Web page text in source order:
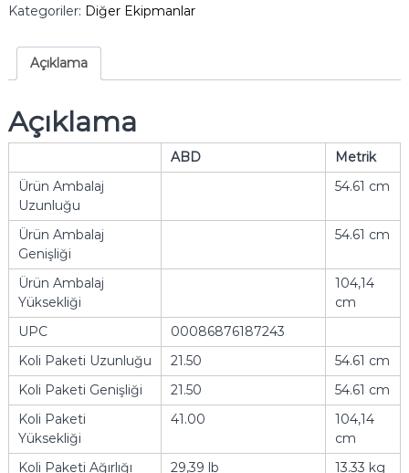
Kategoriler: Diğer Ekipmanlar
Açıklama
Açıklama
ABD
Metrik
Ürün Ambalaj
Uzunluğu
54.61 cm
Ürün Ambalaj
Genişliği
54.61 cm
Ürün Ambalaj
Yüksekliği
104,14
cm
UPC
00086876187243
Koli Paketi Uzunluğu
21.50
54.61 cm
Koli Paketi Genişliği
21.50
54.61 cm
Koli Paketi
Yüksekliği
41.00
104,14
cm
Koli Paketi Ağırlığı
29,39 lb
13.33 kg